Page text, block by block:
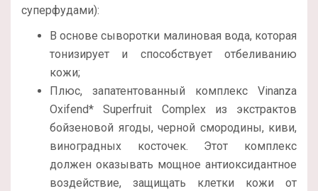
суперфудами):
В основе сыворотки малиновая вода, которая
тонизирует и способствует отбеливанию
кожи;
Плюс, запатентованный комплекс Vinanza
Oxifend* Superfruit Complex из экстрактов
бойзеновой ягоды, черной смородины, киви,
виноградных косточек. Этот комплекс
должен оказывать мощное антиоксидантное
воздействие, защищать клетки кожи от